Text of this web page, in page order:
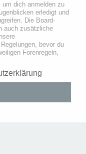
dich anmelden zu
erledigt und
Die Board-
auch zusätzliche
bevor du
Forenregeln,